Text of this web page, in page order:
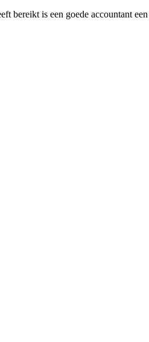
bereikt is een goede accountant